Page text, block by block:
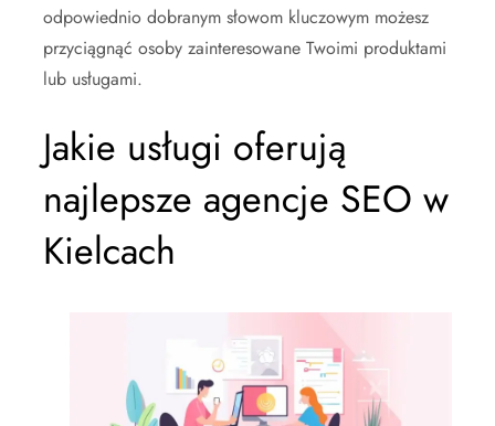
odpowiednio dobranym słowom kluczowym możesz
przyciągnąć osoby zainteresowane Twoimi produktami
lub usługami.
Jakie usługi oferują
najlepsze agencje SEO w
Kielcach